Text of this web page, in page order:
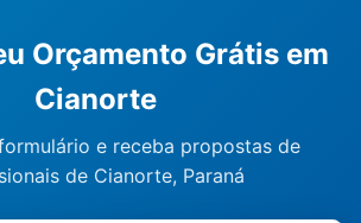
Orçamento Grátis em
Cianorte
e receba propostas de
de Cianorte, Paraná